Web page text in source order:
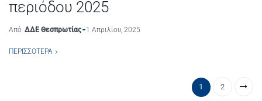
περιόδου 2025
Από ΔΔΕ Θεσπρωτίας 1 Απριλίου, 2025
ΠΕΡΙΣΣΌΤΕΡΑ
1 2